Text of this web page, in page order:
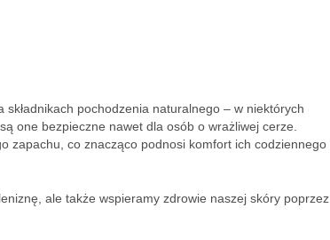
pochodzenia naturalnego – w niektórych
one bezpieczne nawet dla osób o wrażliwej cerze.
zapachu, co znacząco podnosi komfort ich codziennego
ale także wspieramy zdrowie naszej skóry poprzez